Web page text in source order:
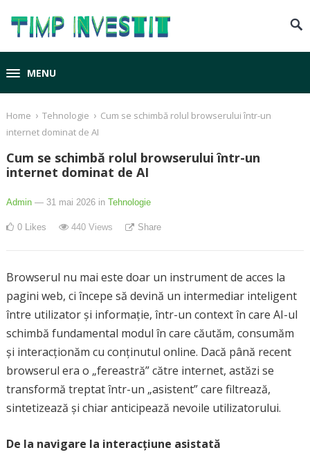
MENU
Home › Tehnologie › Cum se schimbă rolul browserului într-un
internet dominat de AI
Cum se schimbă rolul browserului într-un
internet dominat de AI
Admin — 31 mai 2026 in Tehnologie
0 Likes 440Views Share
Browserul nu mai este doar un instrument de acces la
pagini web, ci începe să devină un intermediar inteligent
între utilizator și informație, într-un context în care AI-ul
schimbă fundamental modul în care căutăm, consumăm
și interacționăm cu conținutul online. Dacă până recent
browserul era o „fereastră” către internet, astăzi se
transformă treptat într-un „asistent” care filtrează,
sintetizează și chiar anticipează nevoile utilizatorului.
De la navigare la interacțiune asistată